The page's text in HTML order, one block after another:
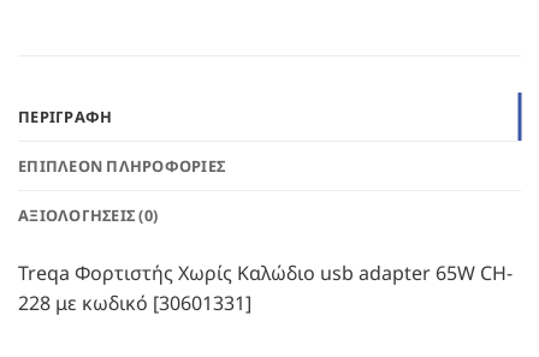
ΠΕΡΙΓΡΑΦΉ
ΕΠΙΠΛΈΟΝ ΠΛΗΡΟΦΟΡΊΕΣ
ΑΞΙΟΛΟΓΉΣΕΙΣ (0)
Treqa Φορτιστής Χωρίς Καλώδιο usb adapter 65W CH-
228 με κωδικό [30601331]